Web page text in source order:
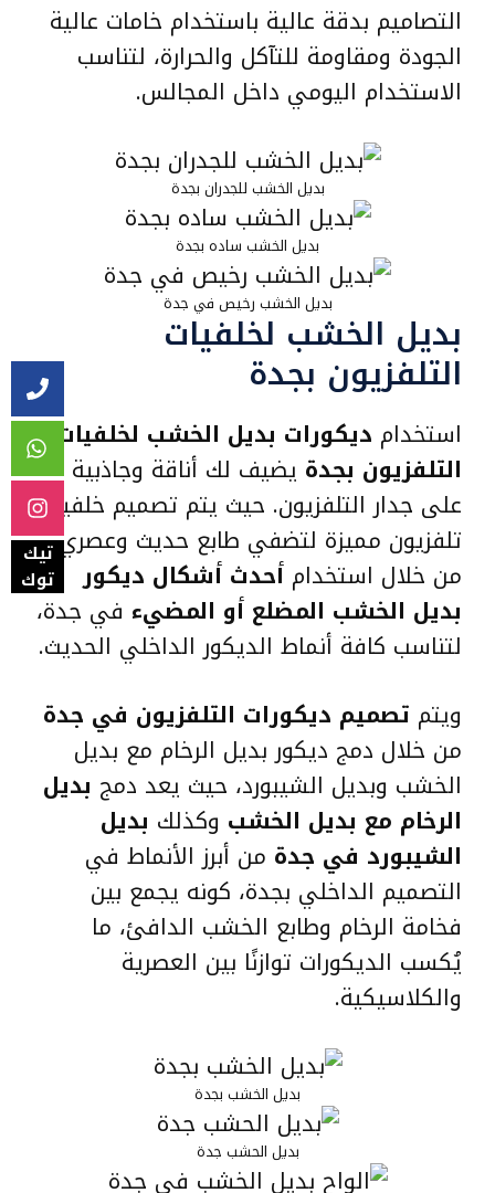
تيك
توك
التصاميم بدقة عالية باستخدام خامات عالية
الجودة ومقاومة للتآكل والحرارة، لتناسب
الاستخدام اليومي داخل المجالس.
بديل الخشب للجدران بجدة
بديل الخشب ساده بجدة
بديل الخشب رخيص في جدة
بديل الخشب لخلفيات
التلفزيون بجدة
استخدام ديكورات بديل الخشب لخلفيات
التلفزيون بجدة يضيف لك أناقة وجاذبية
على جدار التلفزيون. حيث يتم تصميم خلفيات
تلفزيون مميزة لتضفي طابع حديث وعصري
من خلال استخدام أحدث أشكال ديكور
بديل الخشب المضلع أو المضيء في جدة،
لتناسب كافة أنماط الديكور الداخلي الحديث.
ويتم تصميم ديكورات التلفزيون في جدة
من خلال دمج ديكور بديل الرخام مع بديل
الخشب وبديل الشيبورد، حيث يعد دمج بديل
الرخام مع بديل الخشب وكذلك بديل
الشيبورد في جدة من أبرز الأنماط في
التصميم الداخلي بجدة، كونه يجمع بين
فخامة الرخام وطابع الخشب الدافئ، ما
يُكسب الديكورات توازنًا بين العصرية
والكلاسيكية.
بديل الخشب بجدة
بديل الحشب جدة